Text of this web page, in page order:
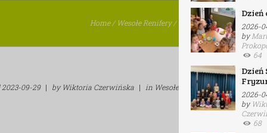
Home/ Wesołe Renifery/ Urodziny
2023-09-29 | by Wiktoria Czerwińska | in Wesołe Renifery
Dzień czekolady
2026-04-15
Marta
Prokopczuk
64
Dzień Szalonej
Fryzury
2026-04-14
Wiktoria
Czerwińska